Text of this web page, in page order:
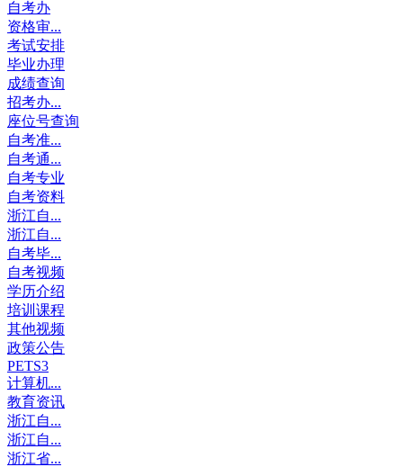
自考办
资格审...
考试安排
毕业办理
成绩查询
招考办...
座位号查询
自考准...
自考通...
自考专业
自考资料
浙江自...
浙江自...
自考毕...
自考视频
学历介绍
培训课程
其他视频
政策公告
PETS3
计算机...
教育资讯
浙江自...
浙江自...
浙江省...